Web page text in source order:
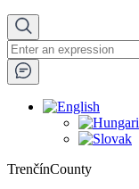
TrenčínCounty